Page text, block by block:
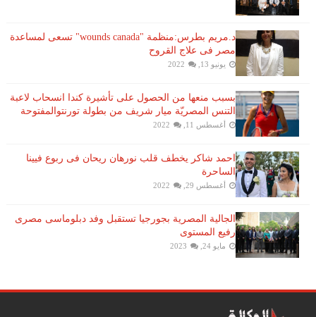
د.مريم بطرس:منظمة "wounds canada" تسعى لمساعدة
مصر فى علاج القروح
يونيو 13, 2022
بسبب منعها من الحصول على تأشيرة كندا انسحاب لاعبة ​
التنس​ المصريّة ​ميار شريف​ من بطولة ​تورنتو​المفتوحة
أغسطس 11, 2022
احمد شاكر يخطف قلب نورهان ريحان فى ربوع فيينا
الساحرة
أغسطس 29, 2022
الجالية المصرية بجورجيا تستقبل وفد دبلوماسى مصرى
رفيع المستوى
مايو 24, 2023